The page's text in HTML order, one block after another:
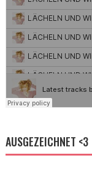
AUSGEZEICHNET <3